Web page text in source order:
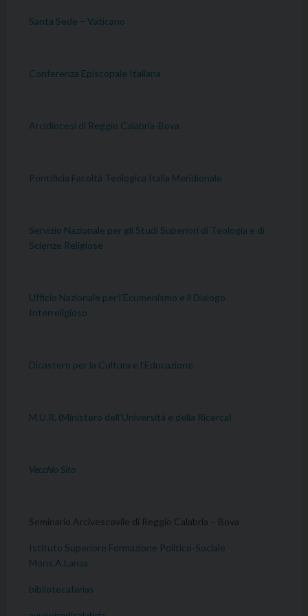
Santa Sede – Vaticano
Conferenza Episcopale Italiana
Arcidiocesi di Reggio Calabria-Bova
Pontificia Facoltà Teologica Italia Meridionale
Servizio Nazionale per gli Studi Superiori di Teologia e di
Scienze Religiose
Ufficio Nazionale per l’Ecumenismo e il Dialogo
Interreligioso
Dicastero per la Cultura e l’Educazione
M.U.R. (Ministero dell’Università e della Ricerca)
Vecchio Sito
Seminario Arcivescovile di Reggio Calabria – Bova
Istituto Superiore Formazione Politico-Sociale
Mons.A.Lanza
bibliotecafarias